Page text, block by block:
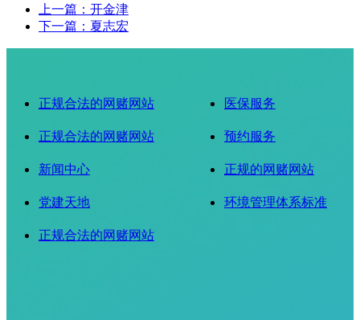
上一篇：开金津
下一篇：夏志宏
正规合法的网赌网站
正规合法的网赌网站
新闻中心
党建天地
正规合法的网赌网站
医保服务
预约服务
正规的网赌网站
环境管理体系标准